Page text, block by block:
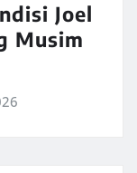
Joel
Musim